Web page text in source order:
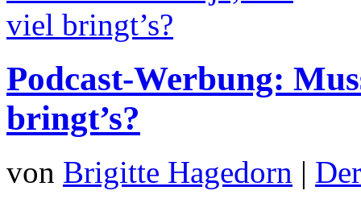
Podcast-Werbung:
bringt’s?
von Brigitte Hagedorn |